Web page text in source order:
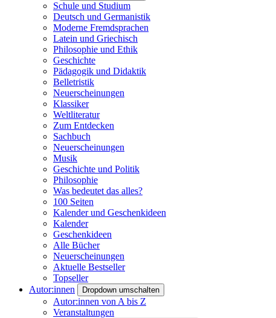
Schule und Studium
Deutsch und Germanistik
Moderne Fremdsprachen
Latein und Griechisch
Philosophie und Ethik
Geschichte
Pädagogik und Didaktik
Belletristik
Neuerscheinungen
Klassiker
Weltliteratur
Zum Entdecken
Sachbuch
Neuerscheinungen
Musik
Geschichte und Politik
Philosophie
Was bedeutet das alles?
100 Seiten
Kalender und Geschenkideen
Kalender
Geschenkideen
Alle Bücher
Neuerscheinungen
Aktuelle Bestseller
Topseller
Autor:innen
Dropdown umschalten
Autor:innen von A bis Z
Veranstaltungen